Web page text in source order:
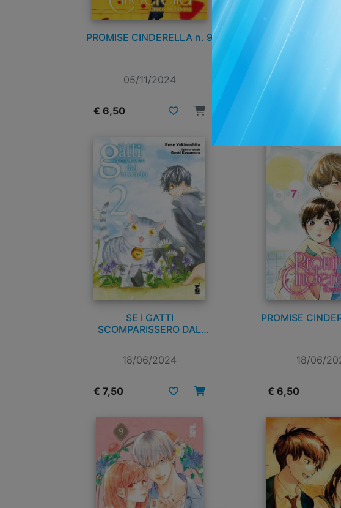
PROMISE CINDERELLA n. 9
05/11/2024
€ 6,50
01/10/
SE I GATTI
SCOMPARISSERO DAL
18/06/2024
€ 7,50
PROMISE
18/06/
€ 6,50